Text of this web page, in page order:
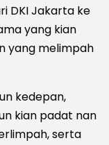
DKI Jakarta ke
yang kian
yang melimpah
kedepan,
kian padat nan
serta